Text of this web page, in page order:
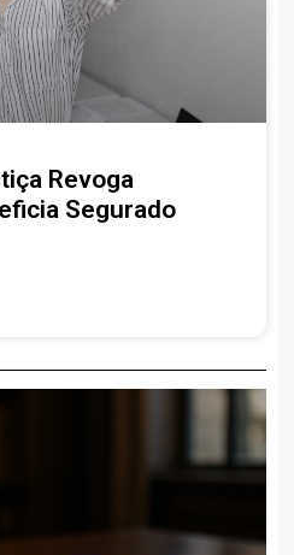
Revoga
Segurado